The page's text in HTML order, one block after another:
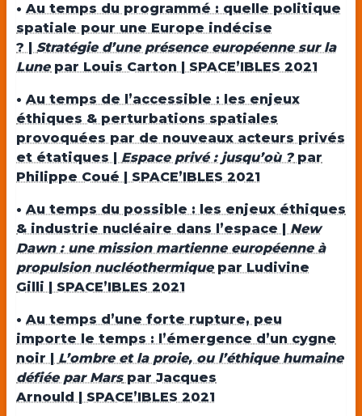
• Au temps du programmé : quelle politique
spatiale pour une Europe indécise
? | Stratégie d’une présence européenne sur la
Lunepar Louis Carton | SPACE’IBLES 2021
• Au temps de l’accessible : les enjeux
éthiques & perturbations spatiales
provoquées par de nouveaux acteurs privés
et étatiques | Espace privé : jusqu’où ?par
Philippe Coué | SPACE’IBLES 2021
• Au temps du possible : les enjeux éthiques
& industrie nucléaire dans l’espace | New
Dawn : une mission martienne européenne à
propulsion nucléothermiquepar Ludivine
Gilli | SPACE’IBLES 2021
• Au temps d’une forte rupture, peu
importe le temps : l’émergence d’un cygne
noir | L’ombre et la proie, ou l’éthique humaine
défiée par Marspar Jacques
Arnould | SPACE’IBLES 2021